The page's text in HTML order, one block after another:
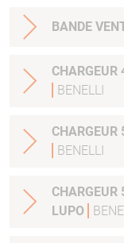
BENELLI
BENELLI
LUPO